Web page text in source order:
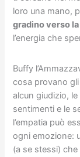
loro una mano,
gradino verso
l’energia che
Buffy
cosa provano gli
alcun giudizio,
sentimenti e le
l’empatia può
ogni emozione:
(a se stessi)